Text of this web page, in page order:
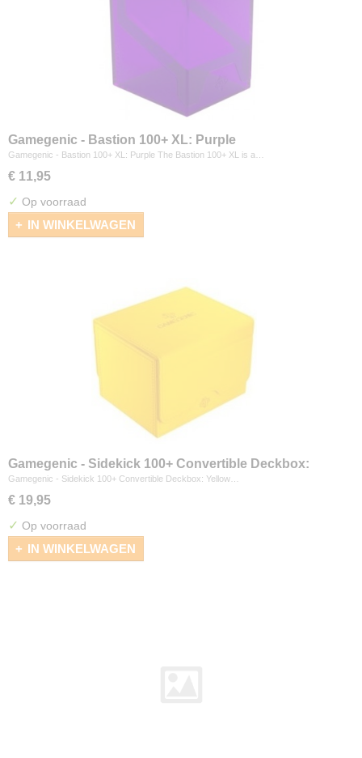
Gamegenic - Bastion 100+ XL: Purple
Gamegenic - Bastion 100+ XL: Purple The Bastion 100+ XL is a…
€ 11,95
✓ Op voorraad
IN WINKELWAGEN
Gamegenic - Sidekick 100+ Convertible Deckbox:
Yellow
Gamegenic - Sidekick 100+ Convertible Deckbox: Yellow…
€ 19,95
✓ Op voorraad
IN WINKELWAGEN